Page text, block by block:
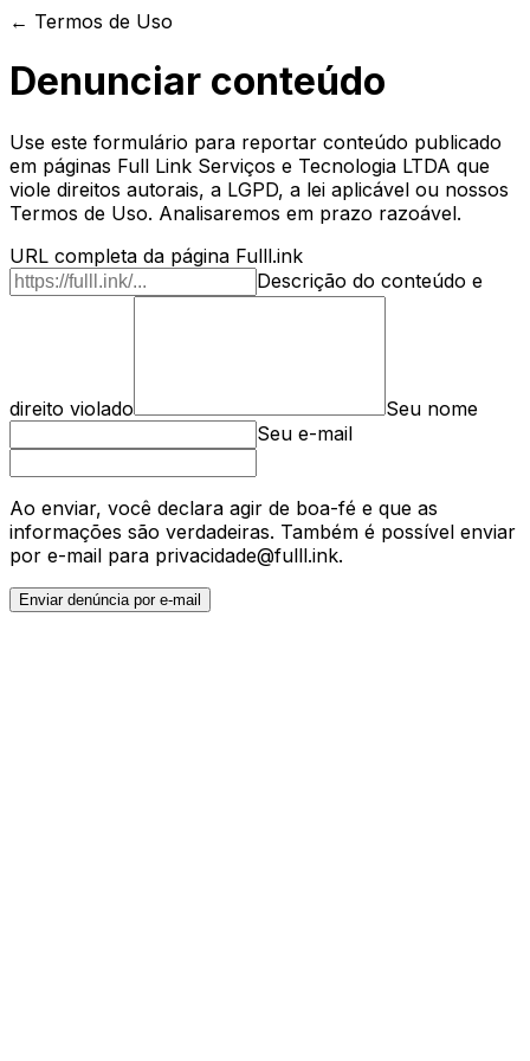
← Termos de Uso
Denunciar conteúdo
Use este formulário para reportar conteúdo publicado
em páginas Full Link Serviços e Tecnologia LTDA que
viole direitos autorais, a LGPD, a lei aplicável ou nossos
Termos de Uso. Analisaremos em prazo razoável.
URL completa da página Fulll.ink
Descrição do conteúdo e
direito violado
Seu nome
Seu e-mail
Ao enviar, você declara agir de boa-fé e que as
informações são verdadeiras. Também é possível enviar
por e-mail para privacidade@fulll.ink.
Enviar denúncia por e-mail